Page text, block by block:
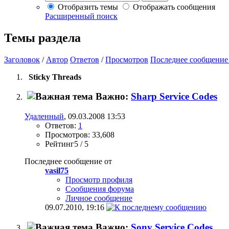
Отобразить темы
Отображать сообщения
Расширенный поиск
Темы раздела
Заголовок / Автор Ответов /Просмотров Последнее сообщение
Sticky Threads
Важно: Sharp Service Codes
Удаленный, 09.03.2008 13:53
Ответов: 1
Просмотров: 33,608
Рейтинг5 / 5
Последнее сообщение от
vasil75
Просмотр профиля
Сообщения форума
Личное сообщение
09.07.2010, 19:16